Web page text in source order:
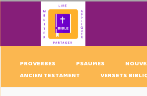
PROVERBES PSAUMES
ANCIEN TESTAMENT
VERSETS